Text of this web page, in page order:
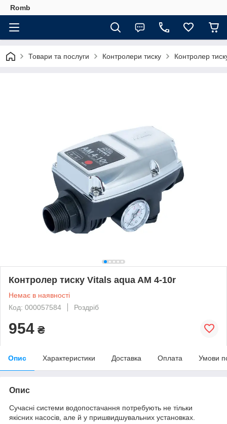
Romb
Товари та послуги Контролери тиску Контролер
Контролер тиску Vitals aqua AM 4-10r
Немає в наявності
Код: 000057584
Роздріб
954 ₴
Опис Характеристики Доставка Оплата Умови
Опис
Сучасні системи водопостачання потребують не тільки
якісних насосів, але й у пришвидшувальних установках.